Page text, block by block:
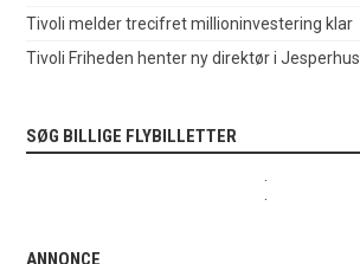
Tivoli melder trecifret millioninvestering klar
Tivoli Friheden henter ny direktør i Jesperhus
SØG BILLIGE FLYBILLETTER
ANNONCE